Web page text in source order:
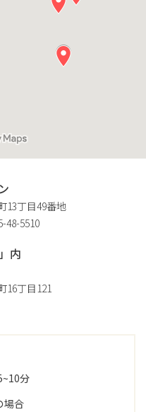
13丁目49番地
48-5510
内
16丁目121
分
場合